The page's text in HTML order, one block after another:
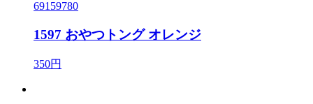
69159780
1597 おやつトング オレンジ
350円